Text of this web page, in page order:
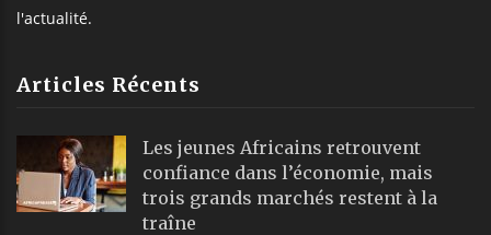
l'actualité.
Articles Récents
Les jeunes Africains retrouvent
confiance dans l’économie, mais
trois grands marchés restent à la
traîne